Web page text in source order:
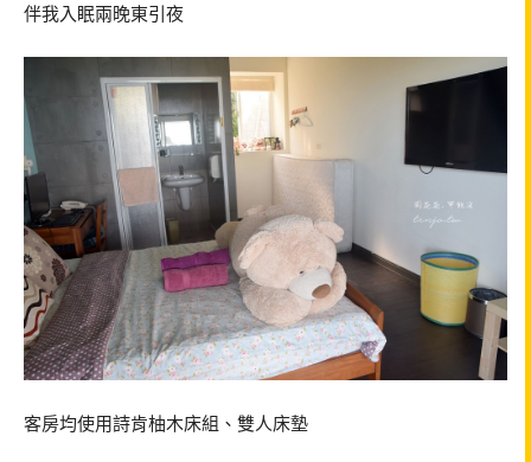
伴我入眠兩晚東引夜
客房均使用詩肯柚木床組、雙人床墊